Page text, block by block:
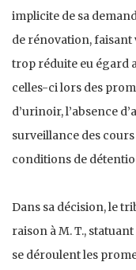
implicite de sa
de rénovation, faisant
trop réduite eu égard
celles-ci lors des
d’urinoir, l’absence
surveillance des
conditions de
Dans sa décision, le
raison à M. T.,
se déroulent les